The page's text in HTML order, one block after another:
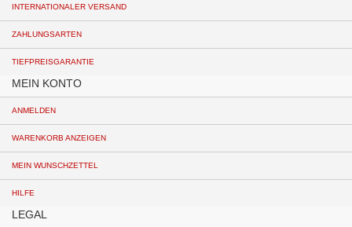
INTERNATIONALER VERSAND
ZAHLUNGSARTEN
TIEFPREISGARANTIE
MEIN KONTO
ANMELDEN
WARENKORB ANZEIGEN
MEIN WUNSCHZETTEL
HILFE
LEGAL